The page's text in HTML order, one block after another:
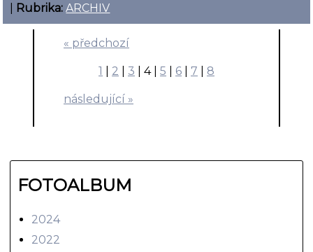
Rubrika: ARCHIV
« předchozí
1 2 3 4 5 6 7 8
následující »
FOTOALBUM
2024
2022